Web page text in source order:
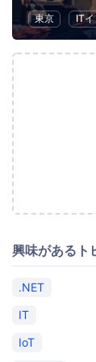
東京
ITイ
興味があるト
.NET
IT
IoT